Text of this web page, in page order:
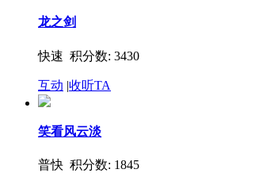
龙之剑
快速 积分数: 3430
互动 |收听TA
笑看风云淡
普快 积分数: 1845